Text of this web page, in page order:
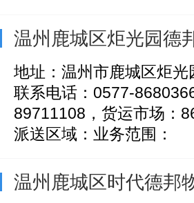
温州鹿城区炬光园德
地址：温州市鹿城区炬光
联系电话：0577-
89711108，货运市场：
派送区域：业务范围：
温州鹿城区时代德邦